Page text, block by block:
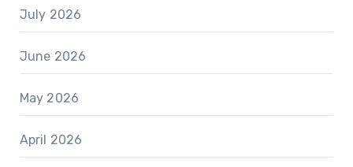
July 2026
June 2026
May 2026
April 2026